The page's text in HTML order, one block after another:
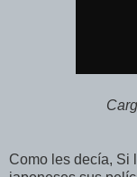
Como les decía, Si